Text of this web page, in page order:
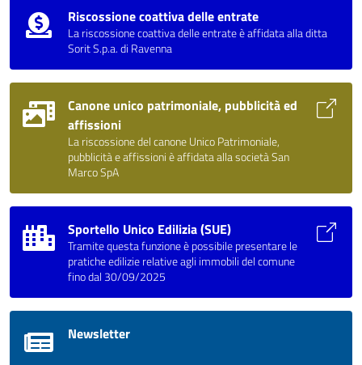
Riscossione coattiva delle entrate
La riscossione coattiva delle entrate è affidata alla ditta
Sorit S.p.a. di Ravenna
Canone unico patrimoniale, pubblicità ed
affissioni
La riscossione del canone Unico Patrimoniale,
pubblicità e affissioni è affidata alla società San
Marco SpA
Sportello Unico Edilizia (SUE)
Tramite questa funzione è possibile presentare le
pratiche edilizie relative agli immobili del comune
fino dal 30/09/2025
Newsletter